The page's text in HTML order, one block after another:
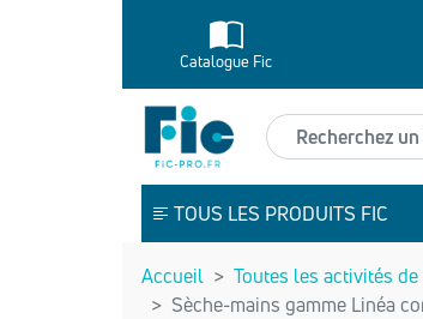
Catalogue Fic
Recherchez un
TOUS LES PRODUITS FIC
Accueil Toutes les activités de
Sèche-mains gamme Linéa